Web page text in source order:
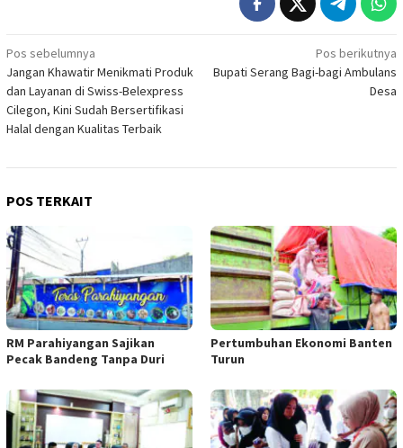
Navigasi
pos
Pos sebelumnya
Jangan Khawatir Menikmati Produk
dan Layanan di Swiss-Belexpress
Cilegon, Kini Sudah Bersertifikasi
Halal dengan Kualitas Terbaik
Pos berikutnya
Bupati Serang Bagi-bagi Ambulans
Desa
POS TERKAIT
RM Parahiyangan Sajikan
Pecak Bandeng Tanpa Duri
Pertumbuhan Ekonomi Banten
Turun